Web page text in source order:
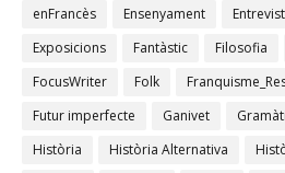
enFrancès
Ensenyament
Exposicions
Fantàstic Filosofia
FocusWriter
Folk
Futur imperfecte
Ganivet
Història
Història Alternativa